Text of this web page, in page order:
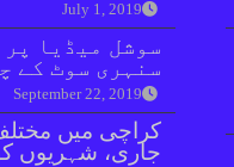
July 1, 2019
سوشل میڈیا
سنہری سوٹ کے
September 22, 2019
کراچی میں
جاری، شہریوں